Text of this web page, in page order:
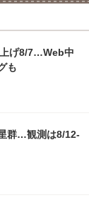
げ8/7…Web中
も
群…観測は8/12-